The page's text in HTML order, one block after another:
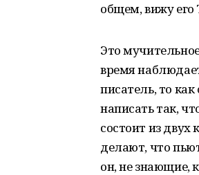
общем, вижу его
Это
время
писатель, то
написать так,
состоит из двух
делают, что
он, не знающие,